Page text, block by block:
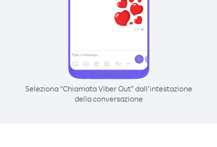
Seleziona “Chiamata Viber Out” dall’intestazione
della conversazione